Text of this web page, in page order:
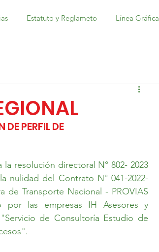
Estatuto y Reglameto Línea Gráfica
PERFIL DE
resolución directoral N° 802- 2023
nulidad del Contrato N° 041-2022-
de Transporte Nacional - PROVIAS
por las empresas IH Asesores y
de Consultoría Estudio de